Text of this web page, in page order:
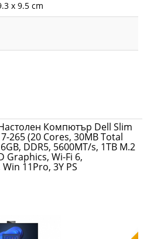
x 9.5 cm
Компютър Dell Slim
265 (20 Cores, 30MB Total
DDR5, 5600MT/s, 1TB M.2
Graphics, Wi-Fi 6,
11Pro, 3Y PS